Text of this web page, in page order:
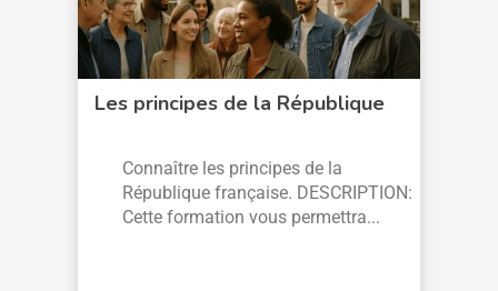
Les principes de la République
Connaître les principes de la
République française. DESCRIPTION:
Cette formation vous permettra...